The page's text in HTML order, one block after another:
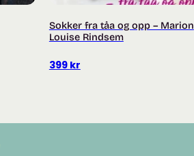
Sokker fra tåa og opp – Marion
Louise Rindsem
399 kr